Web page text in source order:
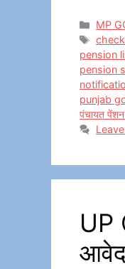
c
e
b
o
o
k
MP
Tags
pension
pension
punjab
पंचायत
UP